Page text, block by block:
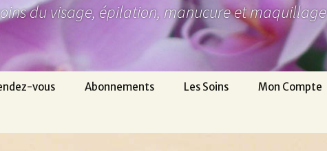
du visage, épilation, manucure et maquillage
vous Abonnements Les Soins Mon Compte